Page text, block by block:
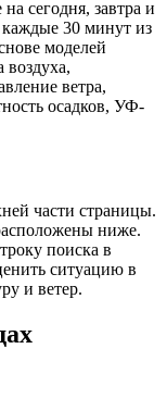
сегодня, завтра и
30 минут из
моделей
воздуха,
ветра,
осадков, УФ-
части страницы.
ниже.
поиска в
ситуацию в
и ветер.